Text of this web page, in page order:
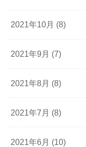
2021年10月 (8)
2021年9月 (7)
2021年8月 (8)
2021年7月 (8)
2021年6月 (10)